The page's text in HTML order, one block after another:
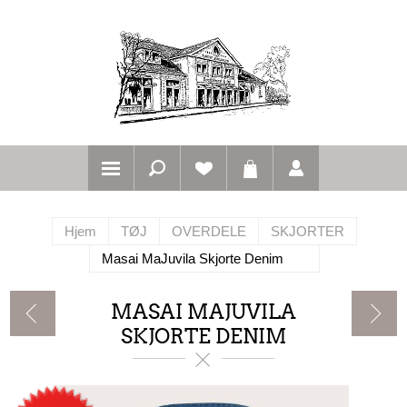
Hjem TØJ OVERDELE
SKJORTER
Masai MaJuvila Skjorte Denim
MASAI MAJUVILA
SKJORTE DENIM